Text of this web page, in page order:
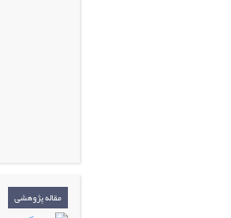
مقاله پژوهشی